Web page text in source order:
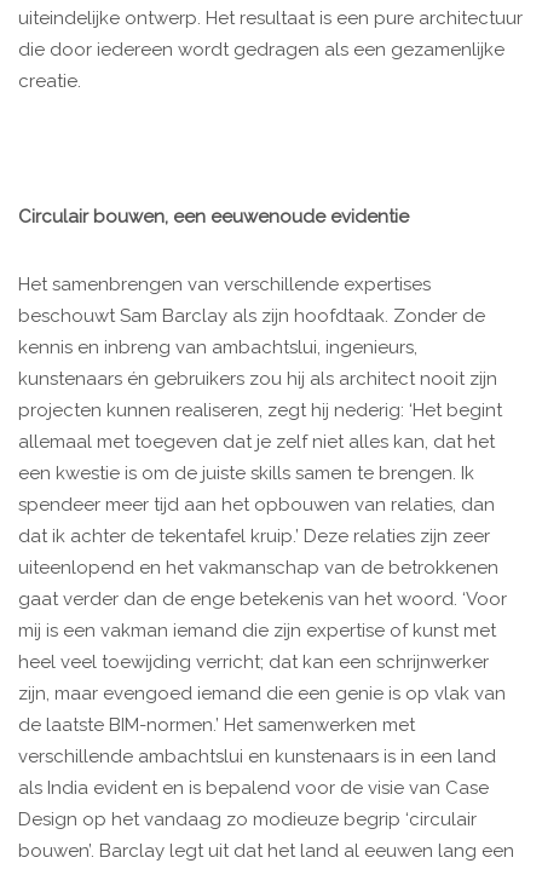
uiteindelijke ontwerp. Het resultaat is een pure architectuur
die door iedereen wordt gedragen als een gezamenlijke
creatie.
Circulair bouwen, een eeuwenoude evidentie
Het samenbrengen van verschillende expertises
beschouwt Sam Barclay als zijn hoofdtaak. Zonder de
kennis en inbreng van ambachtslui, ingenieurs,
kunstenaars én gebruikers zou hij als architect nooit zijn
projecten kunnen realiseren, zegt hij nederig: ‘Het begint
allemaal met toegeven dat je zelf niet alles kan, dat het
een kwestie is om de juiste skills samen te brengen. Ik
spendeer meer tijd aan het opbouwen van relaties, dan
dat ik achter de tekentafel kruip.’ Deze relaties zijn zeer
uiteenlopend en het vakmanschap van de betrokkenen
gaat verder dan de enge betekenis van het woord. ‘Voor
mij is een vakman iemand die zijn expertise of kunst met
heel veel toewijding verricht; dat kan een schrijnwerker
zijn, maar evengoed iemand die een genie is op vlak van
de laatste BIM-normen.’ Het samenwerken met
verschillende ambachtslui en kunstenaars is in een land
als India evident en is bepalend voor de visie van Case
Design op het vandaag zo modieuze begrip ‘circulair
bouwen’. Barclay legt uit dat het land al eeuwen lang een